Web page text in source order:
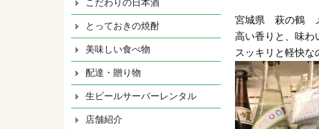
宮城県 萩の鶴
高い香りと、味わ
スッキリと軽快な
こだわりの日本酒
とっておきの焼酎
美味しい食べ物
配達・贈り物
生ビールサーバーレンタル
店舗紹介